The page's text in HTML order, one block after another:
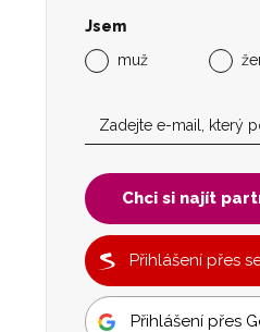
Jsem
muž
Chci si najít
Přihlášení přes
Přihlášení přes